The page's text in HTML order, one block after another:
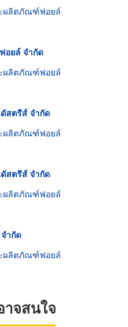
ผลิตภัณฑ์ฟอยล์
อยล์ จำกัด
ผลิตภัณฑ์ฟอยล์
สตรีส์ จำกัด
ผลิตภัณฑ์ฟอยล์
สตรีส์ จำกัด
ผลิตภัณฑ์ฟอยล์
ำกัด
ผลิตภัณฑ์ฟอยล์
จสนใจ